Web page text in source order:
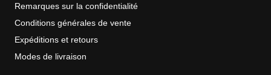
Remarques sur la confidentialité
Conditions générales de vente
Expéditions et retours
Modes de livraison